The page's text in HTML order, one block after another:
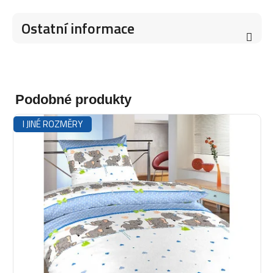
Ostatní informace
Podobné produkty
I JINÉ ROZMĚRY